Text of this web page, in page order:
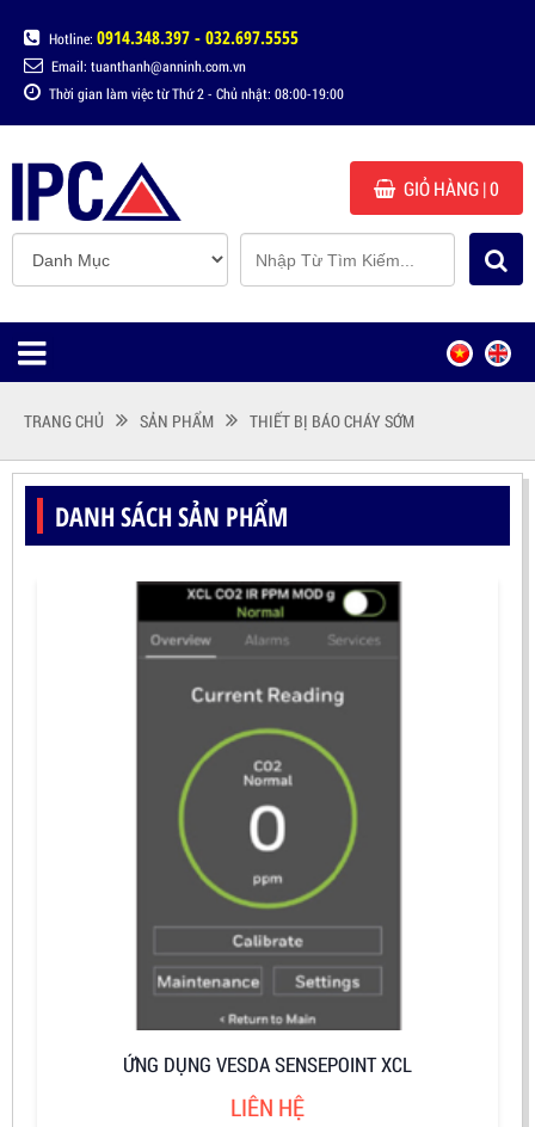
Hotline: 0914.348.397 - 032.697.5555
Email: tuanthanh@anninh.com.vn
Thời gian làm việc từ Thứ 2 - Chủ nhật: 08:00-19:00
GIỎ HÀNG| 0
TRANG CHỦ SẢN PHẨM THIẾT BỊ BÁO CHÁY SỚM
DANH SÁCH SẢN PHẨM
ỨNG DỤNG VESDA SENSEPOINT XCL
LIÊN HỆ